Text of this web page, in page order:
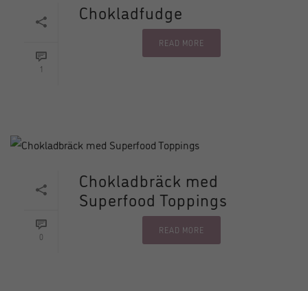
1
Chokladfudge
READ MORE
0
Chokladbräck med
Superfood Toppings
READ MORE